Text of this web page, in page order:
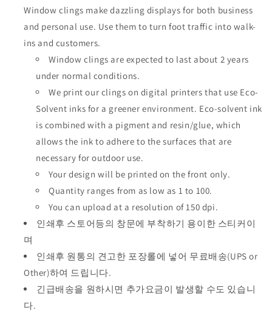
Window clings make dazzling displays for both business
and personal use. Use them to turn foot traffic into walk-
ins and customers.
Window clings are expected to last about 2 years
under normal conditions.
We print our clings on digital printers that use Eco-
Solvent inks for a greener environment. Eco-solvent ink
is combined with a pigment and resin/glue, which
allows the ink to adhere to the surfaces that are
necessary for outdoor use.
Your design will be printed on the front only.
Quantity ranges from as low as 1 to 100.
You can upload at a resolution of 150 dpi.
인쇄후 스토어등의 창문에 부착하기 용이한 스티커이
며
인쇄후 원통의 견고한 포장롤에 넣어 무료배송(UPS or
Other)하여 드립니다.
긴급배송을 원하시면 추가요금이 발생할 수도 있습니
다.